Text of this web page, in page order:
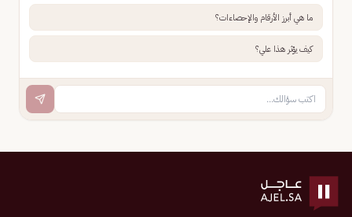
ما هي أبرز الأرقام والإحصاءات؟
كيف يؤثر هذا علي؟